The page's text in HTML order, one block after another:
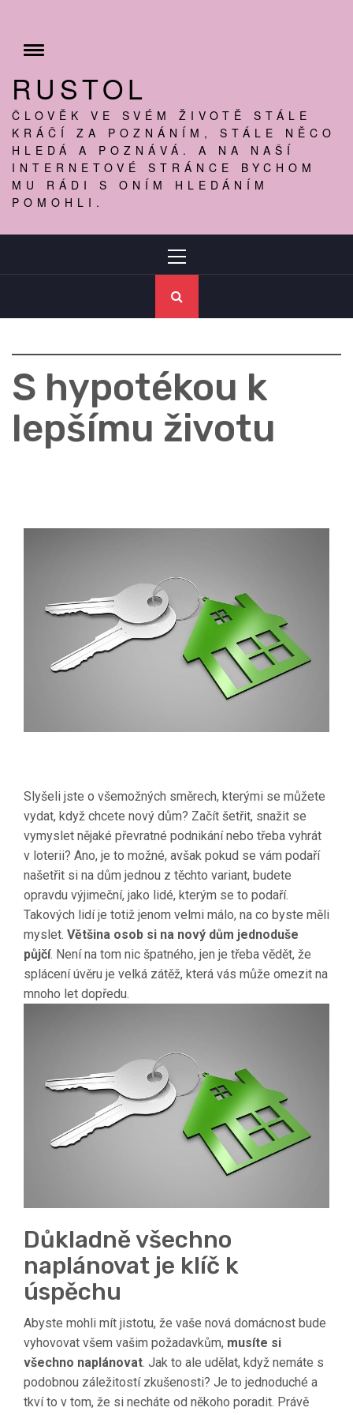
content
Toggle
RUSTOL
ČLOVĚK VE SVÉM ŽIVOTĚ STÁLE
KRÁČÍ ZA POZNÁNÍM, STÁLE NĚCO
HLEDÁ A POZNÁVÁ. A NA NAŠÍ
INTERNETOVÉ STRÁNCE BYCHOM
MU RÁDI S ONÍM HLEDÁNÍM
POMOHLI.
S hypotékou k
lepšímu životu
Slyšeli jste o všemožných směrech, kterými se můžete
vydat, když chcete nový dům? Začít šetřit, snažit se
vymyslet nějaké převratné podnikání nebo třeba vyhrát
v loterii? Ano, je to možné, avšak pokud se vám podaří
našetřit si na dům jednou z těchto variant, budete
opravdu výjimeční, jako lidé, kterým se to podaří.
Takových lidí je totiž jenom velmi málo, na co byste měli
myslet. Většina osob si na nový dům jednoduše
půjčí. Není na tom nic špatného, jen je třeba vědět, že
splácení úvěru je velká zátěž, která vás může omezit na
mnoho let dopředu.
Důkladně všechno
naplánovat je klíč k
úspěchu
Abyste mohli mít jistotu, že vaše nová domácnost bude
vyhovovat všem vašim požadavkům, musíte si
všechno naplánovat. Jak to ale udělat, když nemáte s
podobnou záležitostí zkušenosti? Je to jednoduché a
tkví to v tom, že si necháte od někoho poradit. Právě